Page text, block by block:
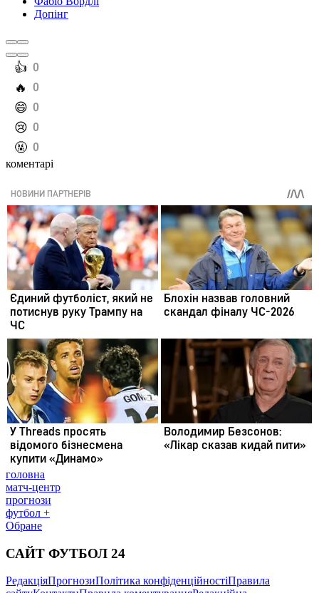
Допінг
️👍 0
️🔥 0
️😄 0
️😢 0
️🤬 0
коментарі
головна
матч-центр
прогнози
футбол +
Обране
САЙТ ФУТБОЛ 24
РедакціяПрогнозиПолітика конфіденційностіПравила